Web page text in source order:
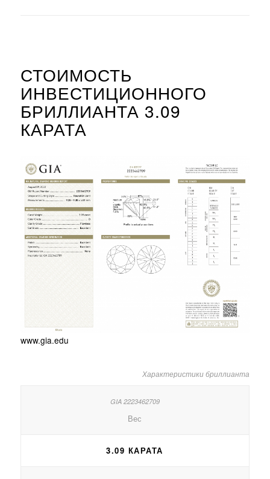
СТОИМОСТЬ
ИНВЕСТИЦИОННОГО
БРИЛЛИАНТА 3.09
КАРАТА
www.gia.edu
Характеристики бриллианта
Вес
3.09 КАРАТА